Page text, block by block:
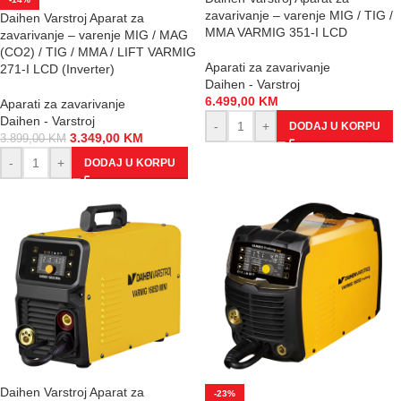
Daihen Varstroj Aparat za
zavarivanje – varenje MIG / MAG
(CO2) / TIG / MMA / LIFT VARMIG
271-I LCD (Inverter)
Aparati za zavarivanje
Daihen - Varstroj
3.899,00KM 3.349,00 KM
-
+ DODAJ U KORPU
zavarivanje – varenje MIG / TIG /
MMA VARMIG 351-I LCD
Aparati za zavarivanje
Daihen - Varstroj
6.499,00 KM
-
+ DODAJ U KORPU
Daihen Varstroj Aparat za
-23%